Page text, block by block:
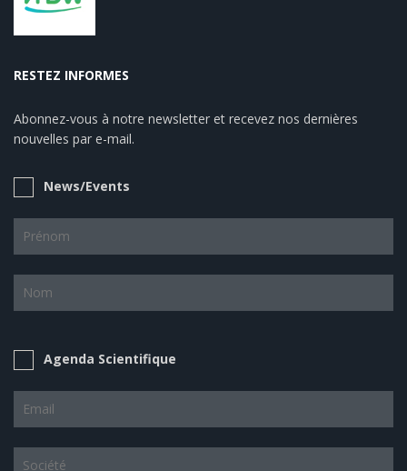
RESTEZ INFORMES
Abonnez-vous à notre newsletter et recevez nos dernières
nouvelles par e-mail.
News/Events
Agenda Scientifique